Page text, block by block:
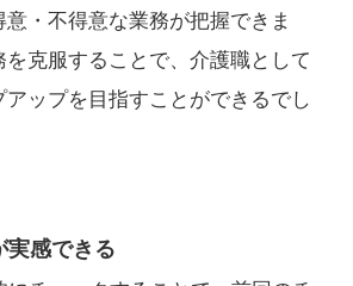
・不得意な業務が把握できま
克服することで、介護職として
アップを目指すことができるでし
実感できる